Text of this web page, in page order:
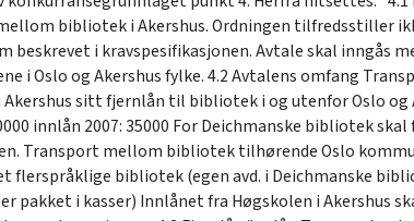
bibliotek i Akershus. Ordningen tilfredsstiller
i kravspesifikasjonen. Avtale skal inngås
i Oslo og Akershus fylke. 4.2 Avtalens omfang
sitt fjernlån til bibliotek i og utenfor Oslo
innlån 2007: 35000 For Deichmanske bibliotek
Transport mellom bibliotek tilhørende Oslo
flerspråklige bibliotek (egen avd. i Deichmanske
pakket i kasser) Innlånet fra Høgskolen i Akershus